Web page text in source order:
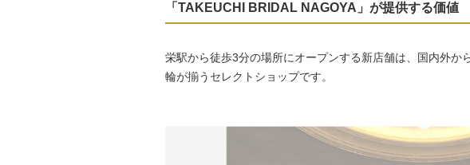
「TAKEUCHI BRIDAL NAGOYA」が提供する価値
栄駅から徒歩3分の場所にオープンする新店舗は、国内外か
輪が揃うセレクトショップです。